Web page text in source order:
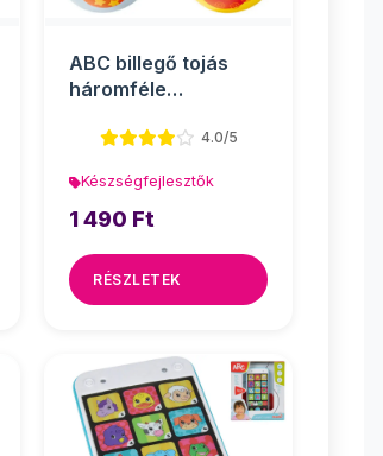
ABC billegő tojás
háromféle
Toys
4.0/5
Készségfejlesztők
1 490 Ft
RÉSZLETEK